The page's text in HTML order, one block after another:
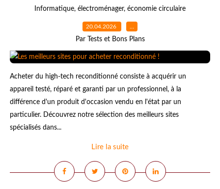
Informatique, électroménager, économie circulaire
20.04.2026 …
Par Tests et Bons Plans
Acheter du high-tech reconditionné consiste à acquérir un
appareil testé, réparé et garanti par un professionnel, à la
différence d'un produit d'occasion vendu en l'état par un
particulier. Découvrez notre sélection des meilleurs sites
spécialisés dans...
Lire la suite